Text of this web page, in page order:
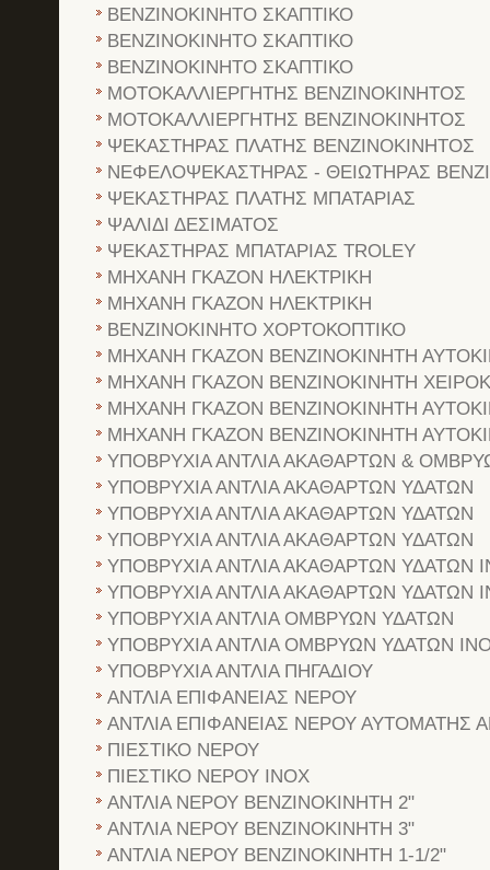
ΒΕΝΖΙΝΟΚΙΝΗΤΟ ΣΚΑΠΤΙΚΟ
ΒΕΝΖΙΝΟΚΙΝΗΤΟ ΣΚΑΠΤΙΚΟ
ΒΕΝΖΙΝΟΚΙΝΗΤΟ ΣΚΑΠΤΙΚΟ
ΜΟΤΟΚΑΛΛΙΕΡΓΗΤΗΣ ΒΕΝΖΙΝΟΚΙΝΗΤΟΣ
ΜΟΤΟΚΑΛΛΙΕΡΓΗΤΗΣ ΒΕΝΖΙΝΟΚΙΝΗΤΟΣ
ΨΕΚΑΣΤΗΡΑΣ ΠΛΑΤΗΣ ΒΕΝΖΙΝΟΚΙΝΗΤΟΣ
ΝΕΦΕΛΟΨΕΚΑΣΤΗΡΑΣ - ΘΕΙΩΤΗΡΑΣ
ΨΕΚΑΣΤΗΡΑΣ ΠΛΑΤΗΣ ΜΠΑΤΑΡΙΑΣ
ΨΑΛΙΔΙ ΔΕΣΙΜΑΤΟΣ
ΨΕΚΑΣΤΗΡΑΣ ΜΠΑΤΑΡΙΑΣ TROLEY
ΜΗΧΑΝΗ ΓΚΑΖΟΝ ΗΛΕΚΤΡΙΚΗ
ΜΗΧΑΝΗ ΓΚΑΖΟΝ ΗΛΕΚΤΡΙΚΗ
ΒΕΝΖΙΝΟΚΙΝΗΤΟ ΧΟΡΤΟΚΟΠΤΙΚΟ
ΜΗΧΑΝΗ ΓΚΑΖΟΝ ΒΕΝΖΙΝΟΚΙΝΗΤΗ
ΜΗΧΑΝΗ ΓΚΑΖΟΝ ΒΕΝΖΙΝΟΚΙΝΗΤΗ
ΜΗΧΑΝΗ ΓΚΑΖΟΝ ΒΕΝΖΙΝΟΚΙΝΗΤΗ
ΜΗΧΑΝΗ ΓΚΑΖΟΝ ΒΕΝΖΙΝΟΚΙΝΗΤΗ
ΥΠΟΒΡΥΧΙΑ ΑΝΤΛΙΑ ΑΚΑΘΑΡΤΩΝ &
ΥΠΟΒΡΥΧΙΑ ΑΝΤΛΙΑ ΑΚΑΘΑΡΤΩΝ ΥΔΑΤΩΝ
ΥΠΟΒΡΥΧΙΑ ΑΝΤΛΙΑ ΑΚΑΘΑΡΤΩΝ ΥΔΑΤΩΝ
ΥΠΟΒΡΥΧΙΑ ΑΝΤΛΙΑ ΑΚΑΘΑΡΤΩΝ ΥΔΑΤΩΝ
ΥΠΟΒΡΥΧΙΑ ΑΝΤΛΙΑ ΑΚΑΘΑΡΤΩΝ ΥΔΑΤΩΝ
ΥΠΟΒΡΥΧΙΑ ΑΝΤΛΙΑ ΑΚΑΘΑΡΤΩΝ ΥΔΑΤΩΝ
ΥΠΟΒΡΥΧΙΑ ΑΝΤΛΙΑ ΟΜΒΡΥΩΝ ΥΔΑΤΩΝ
ΥΠΟΒΡΥΧΙΑ ΑΝΤΛΙΑ ΟΜΒΡΥΩΝ ΥΔΑΤΩΝ
ΥΠΟΒΡΥΧΙΑ ΑΝΤΛΙΑ ΠΗΓΑΔΙΟΥ
ΑΝΤΛΙΑ ΕΠΙΦΑΝΕΙΑΣ ΝΕΡΟΥ
ΑΝΤΛΙΑ ΕΠΙΦΑΝΕΙΑΣ ΝΕΡΟΥ ΑΥΤΟΜΑΤΗΣ
ΠΙΕΣΤΙΚΟ ΝΕΡΟΥ
ΠΙΕΣΤΙΚΟ ΝΕΡΟΥ ΙΝΟΧ
ΑΝΤΛΙΑ ΝΕΡΟΥ ΒΕΝΖΙΝΟΚΙΝΗΤΗ 2"
ΑΝΤΛΙΑ ΝΕΡΟΥ ΒΕΝΖΙΝΟΚΙΝΗΤΗ 3"
ΑΝΤΛΙΑ ΝΕΡΟΥ ΒΕΝΖΙΝΟΚΙΝΗΤΗ 1-1/2"